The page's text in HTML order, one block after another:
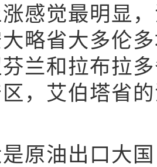
感觉最明显
略省大多伦
兰和拉布拉
，艾伯塔省
油出口大国